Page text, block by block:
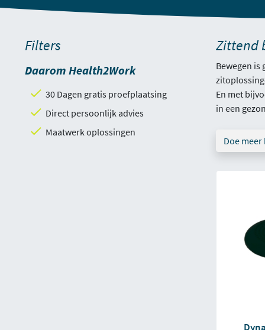
Filters
Daarom Health2Work
30 Dagen gratis proefplaatsing
Direct persoonlijk advies
Maatwerk oplossingen
Zittend
Bewegen
En met
in een
Doe